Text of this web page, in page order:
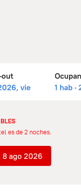
out
vie
1 hab
es de 2 noches.
ago 2026